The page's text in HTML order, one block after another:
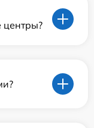
центры?